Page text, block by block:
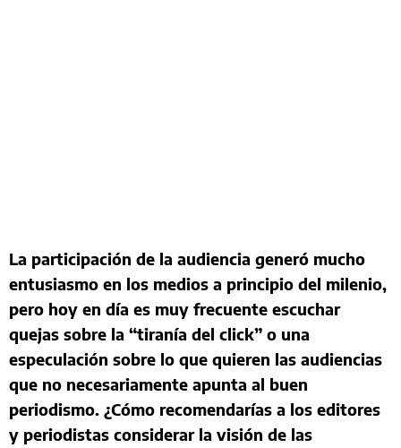
La participación de la audiencia generó mucho
entusiasmo en los medios a principio del milenio,
pero hoy en día es muy frecuente escuchar
quejas sobre la “tiranía del click” o una
especulación sobre lo que quieren las audiencias
que no necesariamente apunta al buen
periodismo. ¿Cómo recomendarías a los editores
y periodistas considerar la visión de las